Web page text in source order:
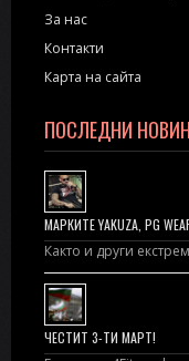
За нас
Контакти
Карта на сайта
ПОСЛЕДНИ
МАРКИТЕ YAKUZA, PG
Както и други
ЧЕСТИТ 3-ТИ МАРТ!